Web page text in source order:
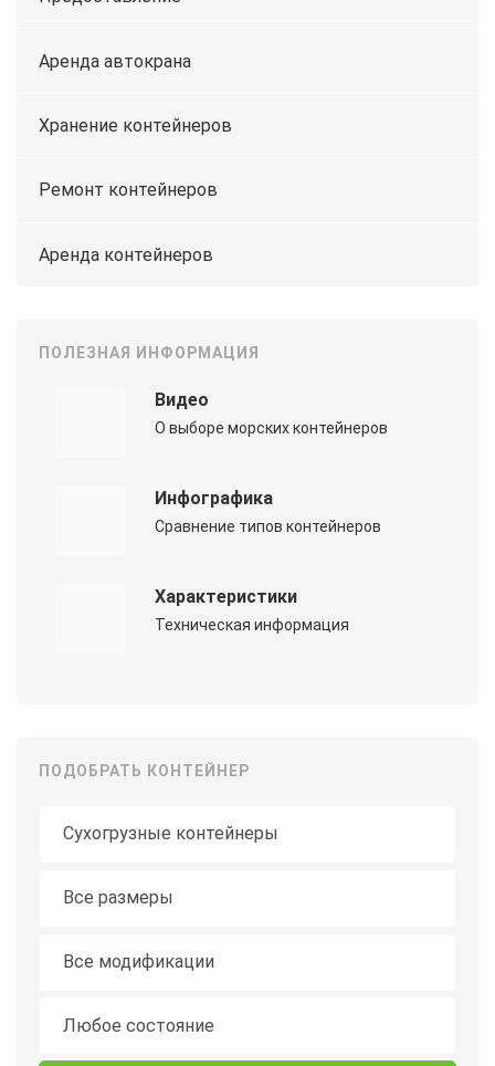
Аренда автокрана
Хранение контейнеров
Ремонт контейнеров
Аренда контейнеров
ПОЛЕЗНАЯ ИНФОРМАЦИЯ
Видео
О выборе морских контейнеров
Инфографика
Сравнение типов контейнеров
Характеристики
Техническая информация
ПОДОБРАТЬ КОНТЕЙНЕР
Все размеры
Все модификации
Любое состояние